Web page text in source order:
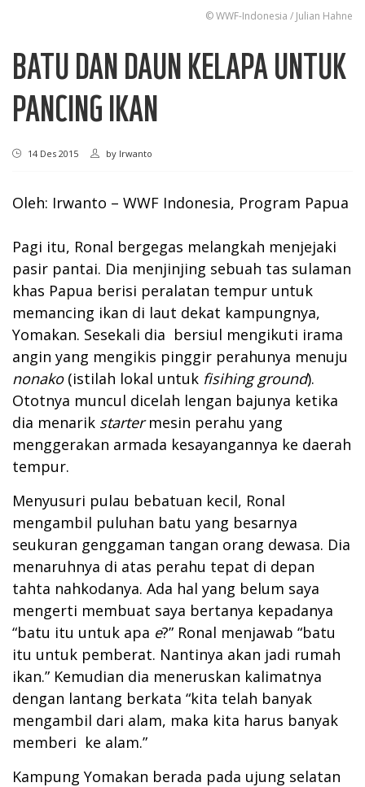
© WWF-Indonesia / Julian Hahne
BATU DAN DAUN KELAPA UNTUK
PANCING IKAN
14 Des 2015 by Irwanto
Oleh: Irwanto – WWF Indonesia, Program Papua
Pagi itu, Ronal bergegas melangkah menjejaki
pasir pantai. Dia menjinjing sebuah tas sulaman
khas Papua berisi peralatan tempur untuk
memancing ikan di laut dekat kampungnya,
Yomakan. Sesekali dia bersiul mengikuti irama
angin yang mengikis pinggir perahunya menuju
nonako(istilah lokal untuk fisihing ground).
Ototnya muncul dicelah lengan bajunya ketika
dia menarik startermesin perahu yang
menggerakan armada kesayangannya ke daerah
tempur.
Menyusuri pulau bebatuan kecil, Ronal
mengambil puluhan batu yang besarnya
seukuran genggaman tangan orang dewasa. Dia
menaruhnya di atas perahu tepat di depan
tahta nahkodanya. Ada hal yang belum saya
mengerti membuat saya bertanya kepadanya
“batu itu untuk apa e?” Ronal menjawab “batu
itu untuk pemberat. Nantinya akan jadi rumah
ikan.” Kemudian dia meneruskan kalimatnya
dengan lantang berkata “kita telah banyak
mengambil dari alam, maka kita harus banyak
memberi ke alam.”
Kampung Yomakan berada pada ujung selatan